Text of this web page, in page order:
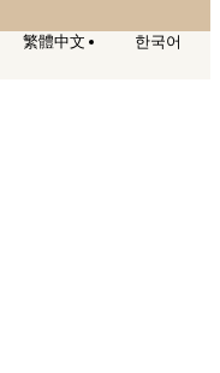
繁體中文 한국어